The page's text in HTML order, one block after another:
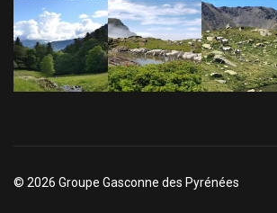
© 2026 Groupe Gasconne des Pyrénées